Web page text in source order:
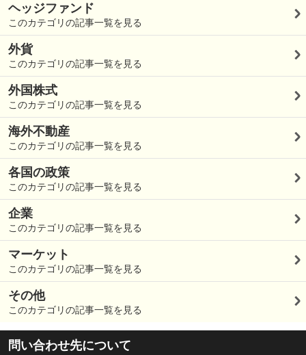
ヘッジファンド
このカテゴリの記事一覧を見る
外貨
このカテゴリの記事一覧を見る
外国株式
このカテゴリの記事一覧を見る
海外不動産
このカテゴリの記事一覧を見る
各国の政策
このカテゴリの記事一覧を見る
企業
このカテゴリの記事一覧を見る
マーケット
このカテゴリの記事一覧を見る
その他
このカテゴリの記事一覧を見る
問い合わせ先について